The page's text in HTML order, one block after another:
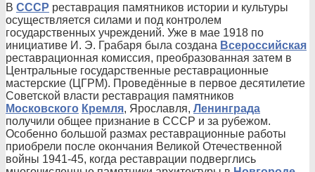
В СССР реставрация памятников истории и культуры
осуществляется силами и под контролем
государственных учреждений. Уже в мае 1918 по
инициативе И. Э. Грабаря была создана Всероссийская
реставрационная комиссия, преобразованная затем в
Центральные государственные реставрационные
мастерские (ЦГРМ). Проведённые в первое десятилетие
Советской власти реставрация памятников
Московского Кремля, Ярославля, Ленинграда
получили общее признание в СССР и за рубежом.
Особенно большой размах реставрационные работы
приобрели после окончания Великой Отечественной
войны 1941-45, когда реставрации подверглись